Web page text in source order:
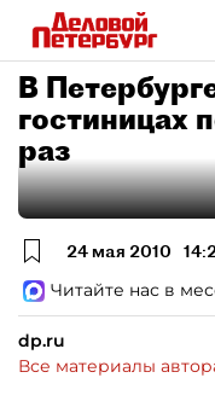
В
гостиницах
раз
24 мая 2010
Читайте нас в
dp.ru
Все материалы